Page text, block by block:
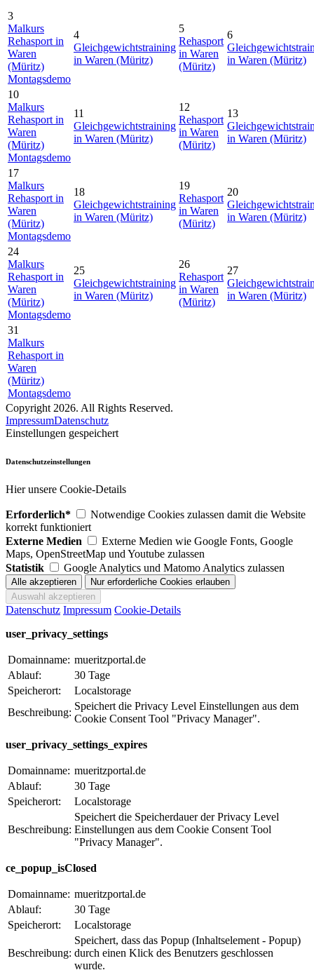
3
Malkurs
Rehasport in
Waren
(Müritz)
Montagsdemo
4
Gleichgewichtstraining
in Waren (Müritz)
5
Rehasport
in Waren
(Müritz)
6
in Waren (Müritz)
10
Malkurs
Rehasport in
Waren
(Müritz)
Montagsdemo
11
Gleichgewichtstraining
in Waren (Müritz)
12
Rehasport
in Waren
(Müritz)
13
in Waren (Müritz)
17
Malkurs
Rehasport in
Waren
(Müritz)
Montagsdemo
18
Gleichgewichtstraining
in Waren (Müritz)
19
Rehasport
in Waren
(Müritz)
20
in Waren (Müritz)
24
Malkurs
Rehasport in
Waren
(Müritz)
Montagsdemo
25
Gleichgewichtstraining
in Waren (Müritz)
26
Rehasport
in Waren
(Müritz)
27
in Waren (Müritz)
31
Malkurs
Rehasport in
Waren
(Müritz)
Montagsdemo
Copyright 2026. All Rights Reserved.
ImpressumDatenschutz
Einstellungen gespeichert
Datenschutzeinstellungen
Hier unsere Cookie-Details
Erforderlich*
Notwendige Cookies zulassen damit die Website
korrekt funktioniert
Externe Medien
Externe Medien wie Google Fonts, Google
Maps, OpenStreetMap und Youtube zulassen
Statistik
Google Analytics und Matomo Analytics zulassen
Datenschutz Impressum Cookie-Details
user_privacy_settings
Domainname: mueritzportal.de
Ablauf:
30 Tage
Speicherort:
Localstorage
Beschreibung:
Speichert die Privacy Level Einstellungen aus dem
Cookie Consent Tool "Privacy Manager".
user_privacy_settings_expires
Domainname: mueritzportal.de
Ablauf:
30 Tage
Speicherort:
Localstorage
Beschreibung:
Speichert die Speicherdauer der Privacy Level
Einstellungen aus dem Cookie Consent Tool
"Privacy Manager".
ce_popup_isClosed
Domainname: mueritzportal.de
Ablauf:
30 Tage
Speicherort:
Localstorage
Beschreibung:
Speichert, dass das Popup (Inhaltselement - Popup)
durch einen Klick des Benutzers geschlossen
wurde.